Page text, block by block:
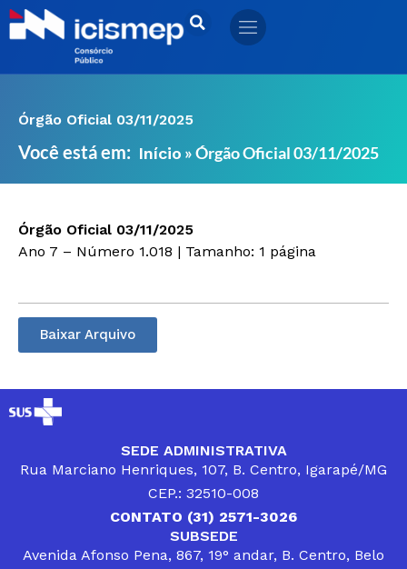
Ir
para
Órgão Oficial 03/11/2025
Você está em: Início »Órgão Oficial 03/11/2025
Órgão Oficial 03/11/2025
Ano 7 – Número 1.018 | Tamanho: 1 página
Baixar Arquivo
SEDE ADMINISTRATIVA
Rua Marciano Henriques, 107, B. Centro, Igarapé/MG
CEP.: 32510-008
CONTATO (31) 2571-3026
SUBSEDE
Avenida Afonso Pena, 867, 19° andar, B. Centro, Belo